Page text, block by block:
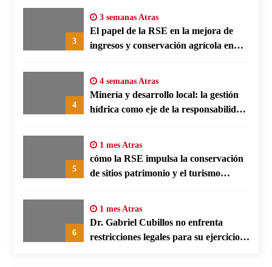
3
3 semanas Atras
El papel de la RSE en la mejora de
ingresos y conservación agrícola en
4
4 semanas Atras
Minería y desarrollo local: la gestión
hídrica como eje de la responsabilidad
5
1 mes Atras
cómo la RSE impulsa la conservación
de sitios patrimonio y el turismo
6
1 mes Atras
Dr. Gabriel Cubillos no enfrenta
restricciones legales para su ejercicio,